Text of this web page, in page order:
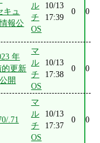
キュ
報公
ル
チ
OS
10/13
17:39
0 0
年
的更新
開
マ
ル
チ
OS
10/13
17:38
0 0
.71
マ
ル
チ
OS
10/13
17:37
0 0